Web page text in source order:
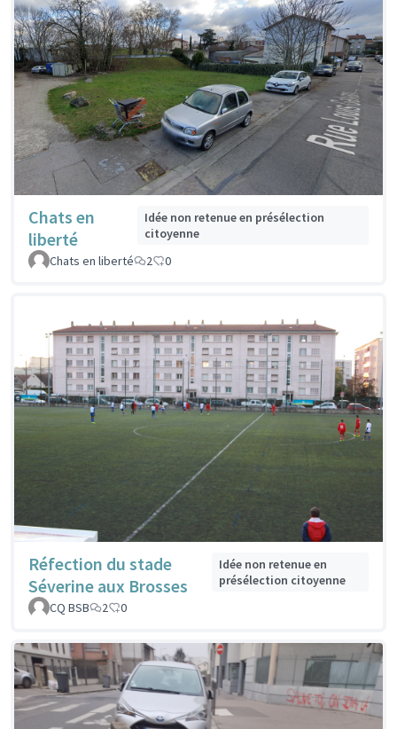
Chats en
liberté
Idée non retenue en présélection
citoyenne
Chats en liberté
2 0
Réfection du stade
Séverine aux Brosses
Idée non retenue en
présélection citoyenne
CQ BSB
2 0